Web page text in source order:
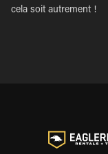
cela soit autrement !